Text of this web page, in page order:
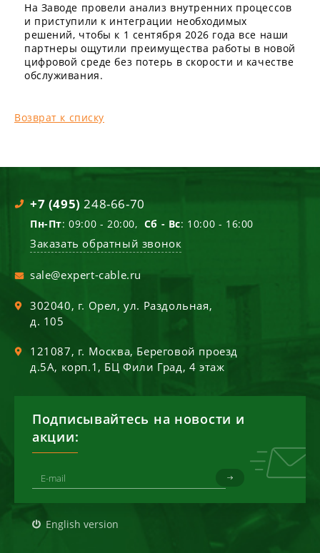
На Заводе провели анализ внутренних процессов
и приступили к интеграции необходимых
решений, чтобы к 1 сентября 2026 года все наши
партнеры ощутили преимущества работы в новой
цифровой среде без потерь в скорости и качестве
обслуживания.
Возврат к списку
+7 (495) 248-66-70
Пн-Пт: 09:00 - 20:00, Сб - Вс: 10:00 - 16:00
Заказать обратный звонок
sale@expert-cable.ru
302040, г. Орел,ул. Раздольная,
д. 105
121087, г. Москва, Береговой проезд
д.5А, корп.1, БЦ Фили Град, 4 этаж
Подписывайтесь на новости и
акции:
English version